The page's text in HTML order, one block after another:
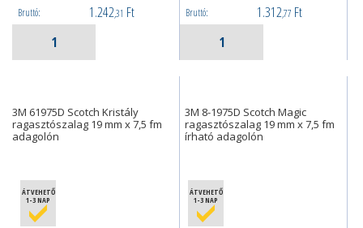
Bruttó: 1.242,31 Ft Bruttó: 1.312,77 Ft
3M 61975D Scotch Kristály
ragasztószalag 19 mm x 7,5 fm
adagolón
ÁTVEHETŐ
1-3 NAP
3M 8-1975D Scotch Magic
ragasztószalag 19 mm x 7,5 fm
írható adagolón
ÁTVEHETŐ
1-3 NAP